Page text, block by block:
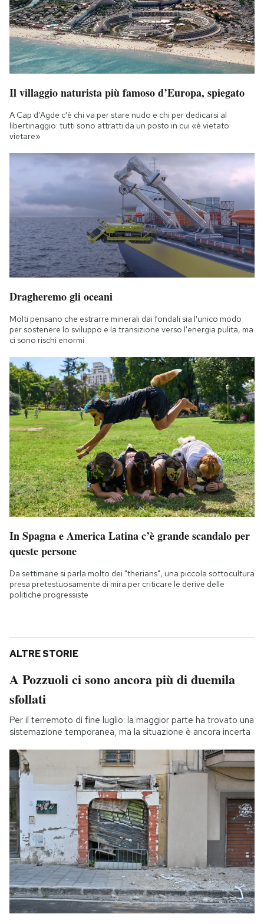
Il villaggio naturista più famoso d’Europa, spiegato
A Cap d'Agde c'è chi va per stare nudo e chi per dedicarsi al
libertinaggio: tutti sono attratti da un posto in cui «è vietato
vietare»
Dragheremo gli oceani
Molti pensano che estrarre minerali dai fondali sia l'unico modo
per sostenere lo sviluppo e la transizione verso l'energia pulita, ma
ci sono rischi enormi
In Spagna e America Latina c’è grande scandalo per
queste persone
Da settimane si parla molto dei "therians", una piccola sottocultura
presa pretestuosamente di mira per criticare le derive delle
politiche progressiste
ALTRE STORIE
A Pozzuoli ci sono ancora più di duemila
sfollati
Per il terremoto di fine luglio: la maggior parte ha trovato una
sistemazione temporanea, ma la situazione è ancora incerta